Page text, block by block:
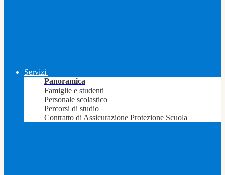
Servizi
Panoramica
Famiglie e studenti
Personale scolastico
Percorsi di studio
Contratto di Assicurazione Protezione Scuola